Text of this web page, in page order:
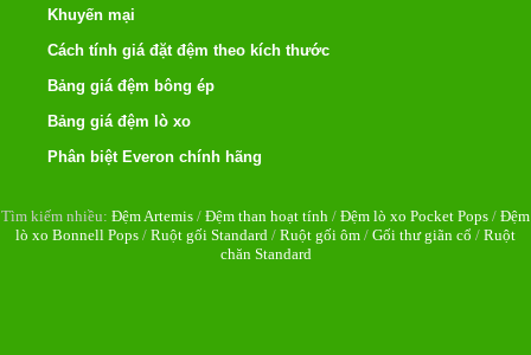
Khuyến mại
Cách tính giá đặt đệm theo kích thước
Bảng giá đệm bông ép
Bảng giá đệm lò xo
Phân biệt Everon chính hãng
Tìm kiếm nhiều: Đệm Artemis / Đệm than hoạt tính / Đệm lò xo Pocket Pops / Đệm
lò xo Bonnell Pops / Ruột gối Standard / Ruột gối ôm / Gối thư giãn cổ / Ruột
chăn Standard